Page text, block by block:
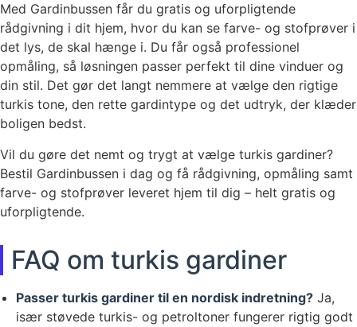
Med Gardinbussen får du gratis og uforpligtende
rådgivning i dit hjem, hvor du kan se farve- og stofprøver i
det lys, de skal hænge i. Du får også professionel
opmåling, så løsningen passer perfekt til dine vinduer og
din stil. Det gør det langt nemmere at vælge den rigtige
turkis tone, den rette gardintype og det udtryk, der klæder
boligen bedst.
Vil du gøre det nemt og trygt at vælge turkis gardiner?
Bestil Gardinbussen i dag og få rådgivning, opmåling samt
farve- og stofprøver leveret hjem til dig – helt gratis og
uforpligtende.
FAQ om turkis gardiner
Passer turkis gardiner til en nordisk indretning? Ja,
især støvede turkis- og petroltoner fungerer rigtig godt